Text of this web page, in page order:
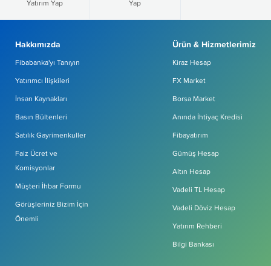
Yatırım Yap
Yap
Hakkımızda
Fibabanka'yı Tanıyın
Yatırımcı İlişkileri
İnsan Kaynakları
Basın Bültenleri
Satılık Gayrimenkuller
Faiz Ücret ve
Komisyonlar
Müşteri İhbar Formu
Görüşleriniz Bizim İçin
Önemli
Ürün & Hizmetlerimiz
Kiraz Hesap
FX Market
Borsa Market
Anında İhtiyaç Kredisi
Fibayatırım
Gümüş Hesap
Altın Hesap
Vadeli TL Hesap
Vadeli Döviz Hesap
Yatırım Rehberi
Bilgi Bankası